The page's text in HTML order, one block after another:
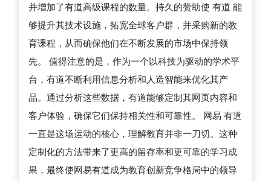
并增加了有道高级课程的数量。持久的赞助使 有道 能
够提升其技术设施，拓宽全球客户群，并采购新的教
育课程，从而确保他们在不断发展的市场中保持领
先。 值得注意的是，作为一个以科技为驱动的学术平
台，有道不断利用信息分析和人造智能来优化其产
品。通过分析这些数据，有道能够定制其网页内容和
客户体验，确保它们保持相关性和可靠性。 网易 有道
一直是这场运动的核心，理解教育并非一刀切。这种
定制化的方法带来了更高的留存率和更可靠的学习成
果，最终使网易有道成为教育创新竞争格局中的领导